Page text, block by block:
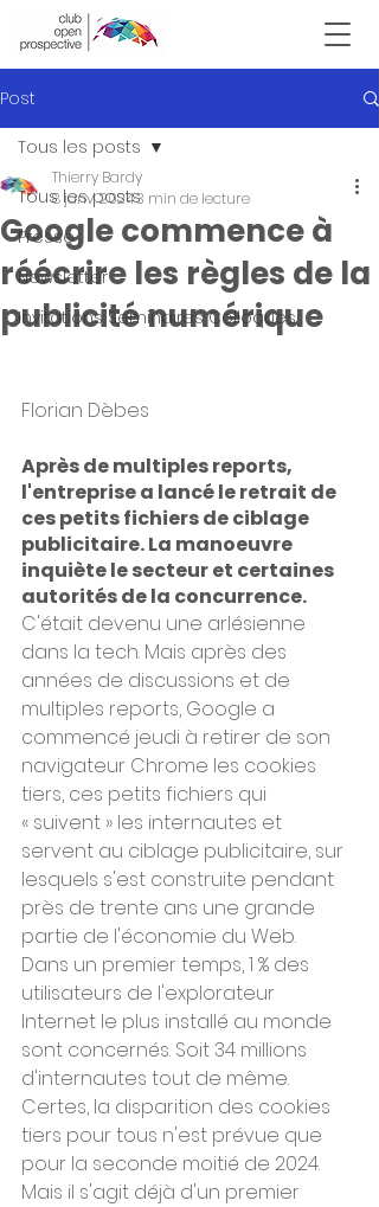
Victor Hugo
Post
Tous les posts
Presse
Newsletter
Invitations Seminaires Colloques
Tous les posts
Google commence à
réécrire les règles de la
publicité numérique
Thierry Bardy
8 janv. 20243 min de lecture
Florian Dèbes
Après de multiples reports,
l'entreprise a lancé le retrait de
ces petits fichiers de ciblage
publicitaire. La manoeuvre
inquiète le secteur et certaines
autorités de la concurrence.
C'était devenu une arlésienne
dans la tech. Mais après des
années de discussions et de
multiples reports, Google a
commencé jeudi à retirer de son
navigateur Chrome les cookies
tiers, ces petits fichiers qui
« suivent » les internautes et
servent au ciblage publicitaire, sur
lesquels s'est construite pendant
près de trente ans une grande
partie de l'économie du Web.
Dans un premier temps, 1 % des
utilisateurs de l'explorateur
Internet le plus installé au monde
sont concernés. Soit 34 millions
d'internautes tout de même.
Certes, la disparition des cookies
tiers pour tous n'est prévue que
pour la seconde moitié de 2024.
Mais il s'agit déjà d'un premier